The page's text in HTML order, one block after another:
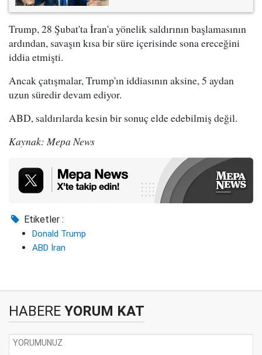
Trump, 28 Şubat'ta İran'a yönelik saldırının başlamasının
ardından, savaşın kısa bir süre içerisinde sona ereceğini
iddia etmişti.
Ancak çatışmalar, Trump'ın iddiasının aksine, 5 aydan
uzun süredir devam ediyor.
ABD, saldırılarda kesin bir sonuç elde edebilmiş değil.
Kaynak: Mepa News
Etiketler :
Donald Trump
ABD İran
HABERE YORUM KAT